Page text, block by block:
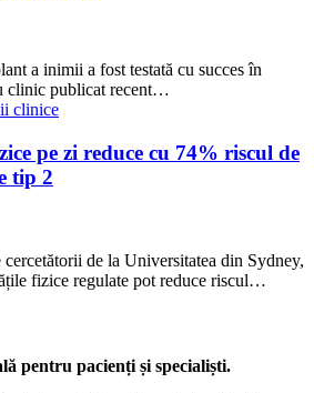
a inimii a fost testată cu succes în
clinic publicat recent…
clinice
pe zi reduce cu 74% riscul de
tip 2
de la Universitatea din Sydney,
fizice regulate pot reduce riscul…
pentru pacienți și specialiști.